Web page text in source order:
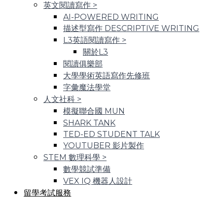
英文閱讀寫作 >
AI-POWERED WRITING
描述型寫作 DESCRIPTIVE WRITING
L3英語閱讀寫作 >
關於L3
閱讀俱樂部
大學學術英語寫作先修班
字彙魔法學堂
人文社科 >
模擬聯合國 MUN
SHARK TANK
TED-ED STUDENT TALK
YOUTUBER 影片製作
STEM 數理科學 >
數學競試準備
VEX IQ 機器人設計
留學考試服務